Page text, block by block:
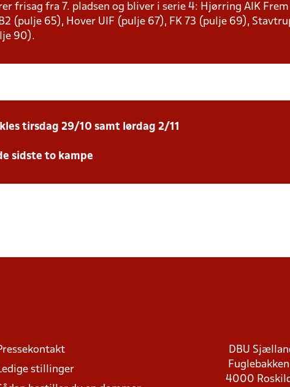
frisag fra 7. pladsen og bliver i serie 4: Hjørring AIK
(pulje 65), Hover UIF (pulje 67), FK 73 (pulje 69),
90).
tirsdag 29/10 samt lørdag 2/11
sidste to kampe
stillinger
DBU
4000